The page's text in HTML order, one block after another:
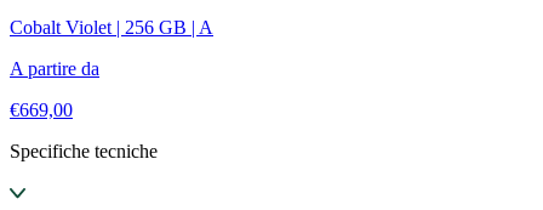
Cobalt Violet | 256 GB | A
A partire da
€669,00
Specifiche tecniche